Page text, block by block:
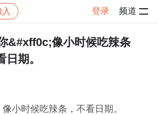
登录 频道
感慨 帖子详情
&#xff0c;像小时候吃辣条
期。
小时候吃辣条，不看日期。